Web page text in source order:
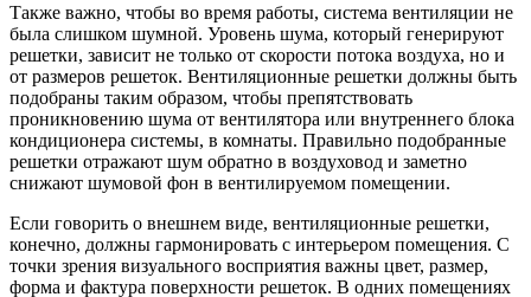
Также важно, чтобы во время работы, система вентиляции не
была слишком шумной. Уровень шума, который генерируют
решетки, зависит не только от скорости потока воздуха, но и
от размеров решеток. Вентиляционные решетки должны быть
подобраны таким образом, чтобы препятствовать
проникновению шума от вентилятора или внутреннего блока
кондиционера системы, в комнаты. Правильно подобранные
решетки отражают шум обратно в воздуховод и заметно
снижают шумовой фон в вентилируемом помещении.
Если говорить о внешнем виде, вентиляционные решетки,
конечно, должны гармонировать с интерьером помещения. С
точки зрения визуального восприятия важны цвет, размер,
форма и фактура поверхности решеток. В одних помещениях